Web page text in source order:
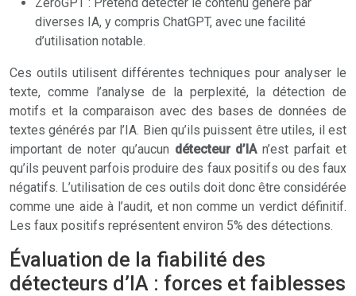
diverses IA, y compris ChatGPT, avec une facilité
d’utilisation notable.
Ces outils utilisent différentes techniques pour analyser le
texte, comme l’analyse de la perplexité, la détection de
motifs et la comparaison avec des bases de données de
textes générés par l’IA. Bien qu’ils puissent être utiles, il est
important de noter qu’aucun détecteur d’IAn’est parfait et
qu’ils peuvent parfois produire des faux positifs ou des faux
négatifs. L’utilisation de ces outils doit donc être considérée
comme une aide à l’audit, et non comme un verdict définitif.
Les faux positifs représentent environ 5% des détections.
Évaluation de la fiabilité des
détecteurs d’IA : forces et faiblesses